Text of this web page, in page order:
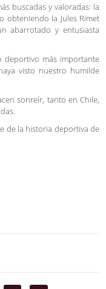
buscadas y valoradas: la
obteniendo la Jules Rimet
abarrotado y entusiasta
deportivo más importante
visto nuestro humilde
sonreír, tanto en Chile,
de la historia deportiva de